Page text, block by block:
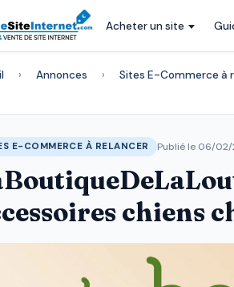
Acheter un site
› Annonces › Sites E-Commerce à
E-COMMERCE À RELANCER Publié le 06/
chiens